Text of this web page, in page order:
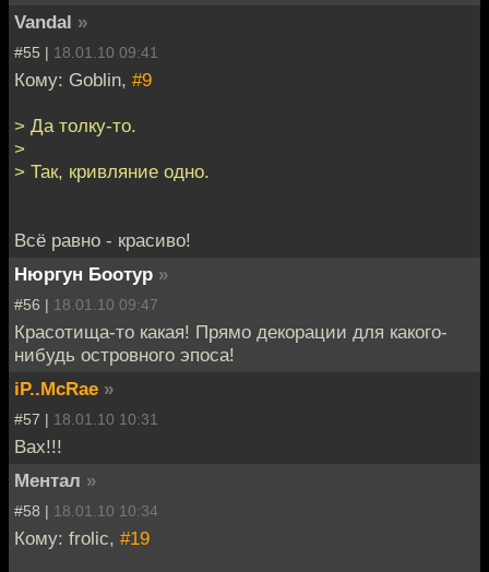
Vandal »
#55 | 18.01.10 09:41
Кому: Goblin, #9
> Да толку-то.
>
> Так, кривляние одно.
Всё равно - красиво!
Нюргун Боотур »
#56 | 18.01.10 09:47
Красотища-то какая! Прямо декорации для какого-
нибудь островного эпоса!
iP..McRae »
#57 | 18.01.10 10:31
Вах!!!
Ментал »
#58 | 18.01.10 10:34
Кому: frolic, #19